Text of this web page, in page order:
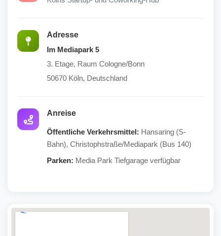
Adresse
Im Mediapark 5
3. Etage, Raum Cologne/Bonn
50670 Köln, Deutschland
Anreise
Öffentliche Verkehrsmittel: Hansaring (S-
Bahn), Christophstraße/Mediapark (Bus 140)
Parken: Media Park Tiefgarage verfügbar